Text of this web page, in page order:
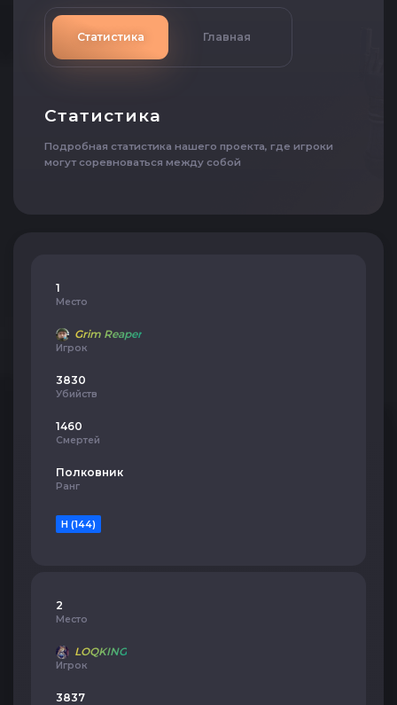
Статистика Главная
Статистика
Подробная статистика нашего проекта, где игроки
могут соревноваться между собой
1
Место
Grim Reaper
Игрок
3830
Убийств
1460
Смертей
Полковник
Ранг
H (144)
2
Место
LOQKING
Игрок
3837